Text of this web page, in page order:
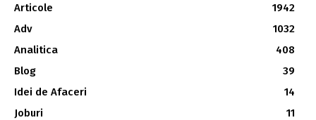
Articole
1942
Adv
1032
Analitica
408
Blog
39
Idei de Afaceri
14
Joburi
11